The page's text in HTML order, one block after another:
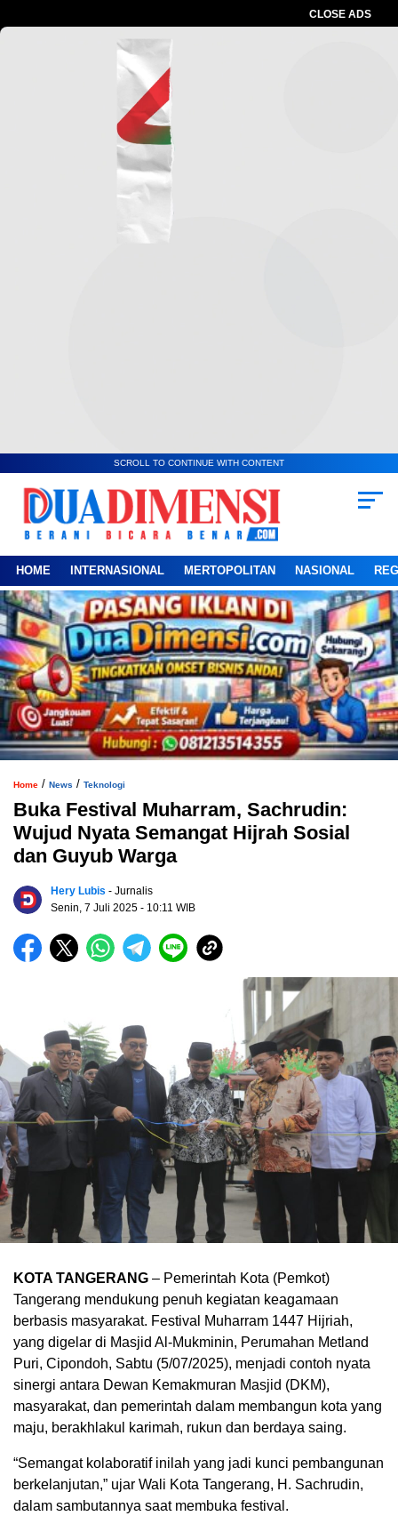
CLOSE ADS
SCROLL TO CONTINUE WITH CONTENT
HOME INTERNASIONAL MERTOPOLITAN NASIONAL
Home / News / Teknologi
Buka Festival Muharram, Sachrudin:
Wujud Nyata Semangat Hijrah Sosial
dan Guyub Warga
Hery Lubis - Jurnalis
Senin, 7 Juli 2025 - 10:11 WIB
KOTA TANGERANG – Pemerintah Kota (Pemkot)
Tangerang mendukung penuh kegiatan keagamaan
berbasis masyarakat. Festival Muharram 1447 Hijriah,
yang digelar di Masjid Al-Mukminin, Perumahan Metland
Puri, Cipondoh, Sabtu (5/07/2025), menjadi contoh nyata
sinergi antara Dewan Kemakmuran Masjid (DKM),
masyarakat, dan pemerintah dalam membangun kota yang
maju, berakhlakul karimah, rukun dan berdaya saing.
“Semangat kolaboratif inilah yang jadi kunci pembangunan
berkelanjutan,” ujar Wali Kota Tangerang, H. Sachrudin,
dalam sambutannya saat membuka festival.